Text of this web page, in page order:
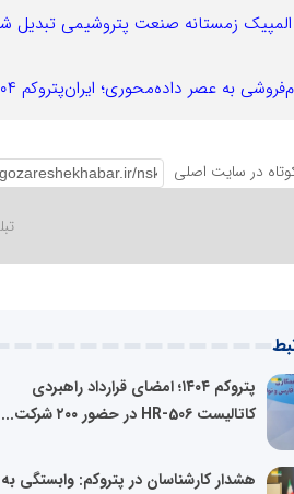
المپیک زمستانه صنعت پتروشیمی تبدیل
عصر داده‌محوری؛ ایران‌پتروکم ۱۴۰۴ مسیر حکمرانی نوین صنعتی را ترسیم کرد
در سایت اصلی
پتروکم ۱۴۰۴؛ امضای قرارداد راهبردی
کاتالیست HR-506 در حضور ۲۰۰ شرکت...
هشدار کارشناسان در پتروکم: وابستگی به